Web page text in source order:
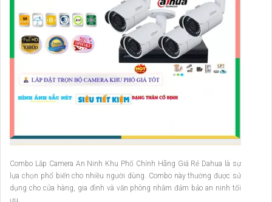
Combo Lắp Camera An Ninh Khu Phố Chính Hãng Giá Rẻ Dahua là sự
lựa chọn phổ biến cho nhiều người dùng. Combo này thường được sử
dụng cho cửa hàng, gia đình và văn phòng nhằm đảm bảo an ninh tối
ưu.